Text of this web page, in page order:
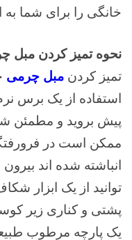
خانگی را برای شما به
نحوه تمیز کردن مبل
تمیز کردن مبل چرمی
استفاده از یک برس
پیش بروید و مطمئن
ممکن است در
انباشته شده اند
توانید از یک ابزار
پشتی و کناری زیر
یک پارچه مرطوب